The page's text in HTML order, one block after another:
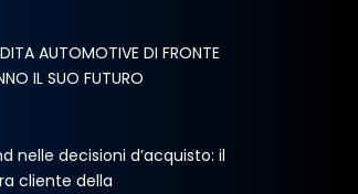
AUTOMOTIVE DI FRONTE
IL SUO FUTURO
nelle decisioni d’acquisto: il
cliente della